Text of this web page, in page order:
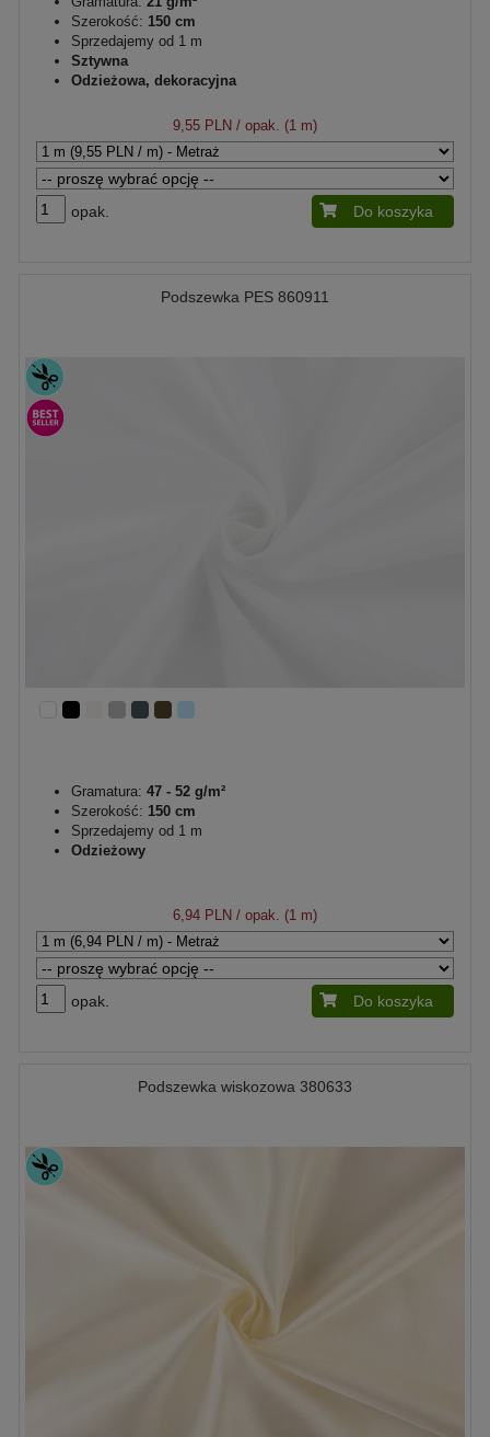
Szerokość: 150 cm
Sprzedajemy od 1 m
Sztywna
Odzieżowa, dekoracyjna
9,55 PLN / opak. (1 m)
opak. Do koszyka
Podszewka PES 860911
Gramatura: 47 - 52 g/m²
Szerokość: 150 cm
Sprzedajemy od 1 m
Odzieżowy
6,94 PLN / opak. (1 m)
opak. Do koszyka
Podszewka wiskozowa 380633